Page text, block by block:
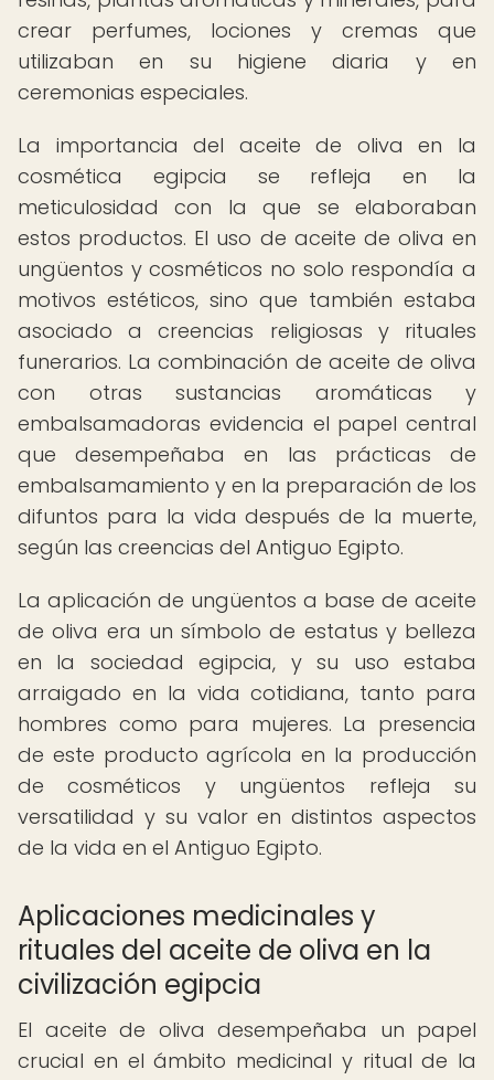
crear perfumes, lociones y cremas que
utilizaban en su higiene diaria y en
ceremonias especiales.
La importancia del aceite de oliva en la
cosmética egipcia se refleja en la
meticulosidad con la que se elaboraban
estos productos. El uso de aceite de oliva en
ungüentos y cosméticos no solo respondía a
motivos estéticos, sino que también estaba
asociado a creencias religiosas y rituales
funerarios. La combinación de aceite de oliva
con otras sustancias aromáticas y
embalsamadoras evidencia el papel central
que desempeñaba en las prácticas de
embalsamamiento y en la preparación de los
difuntos para la vida después de la muerte,
según las creencias del Antiguo Egipto.
La aplicación de ungüentos a base de aceite
de oliva era un símbolo de estatus y belleza
en la sociedad egipcia, y su uso estaba
arraigado en la vida cotidiana, tanto para
hombres como para mujeres. La presencia
de este producto agrícola en la producción
de cosméticos y ungüentos refleja su
versatilidad y su valor en distintos aspectos
de la vida en el Antiguo Egipto.
Aplicaciones medicinales y
rituales del aceite de oliva en la
civilización egipcia
El aceite de oliva desempeñaba un papel
crucial en el ámbito medicinal y ritual de la